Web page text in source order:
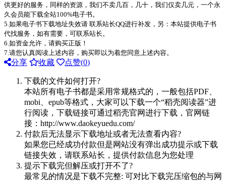
供更好的服务，同样的资源，我们不卖几百，几十，我们仅卖几元，一个永
久会员能下载全站100%电子书。
5.如果电子书下载地址失效请 联系站长QQ进行补发，另：本站提供电子书
代找服务，如有需要，可联系站长。
6.如资金允许，请购买正版！
7.请您认真阅读上述内容，购买即以为着您同意上述内容。
分享 收藏 点赞(0)
下载的文件如何打开?
本站所有电子书都是采用常规格式的，一般包括PDF、
mobi、epub等格式，大家可以下载一个“稻壳阅读器”进
行阅读，下载链接可通过稻壳官网进行下载，官网链
接：http://www.daokeyuedu.com/
付款后无法显示下载地址或者无法查看内容?
如果您已经成功付款但是网站没有弹出成功提示或下载
链接失效，请联系站长，提供付款信息为您处理
提示下载完但解压或打开不了?
最常见的情况是下载不完整: 可对比下载完压缩包的与网